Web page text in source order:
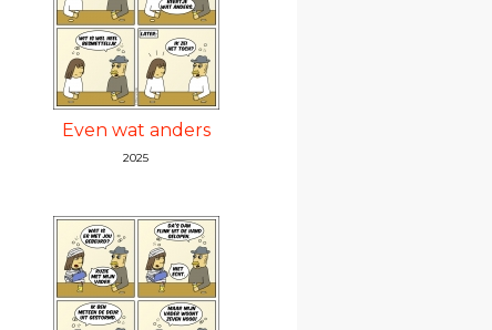
Even wat anders
2025